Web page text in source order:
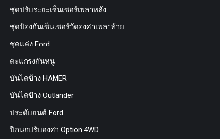
ชุดปรับระยะเซ็นเซอร์เพลาหลัง
ชุดป้องกันเซ็นเซอร์วัดองศาเพลาท้าย
ชุดแต่ง Ford
ตะแกรงกันหนู
บันไดข้าง HAMER
บันไดข้าง Outlander
ประดับยนต์ Ford
ปีกนกปรับองศา Option 4WD